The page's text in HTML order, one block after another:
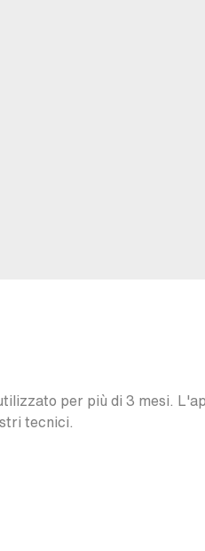
per più di 3 mesi.
tecnici.